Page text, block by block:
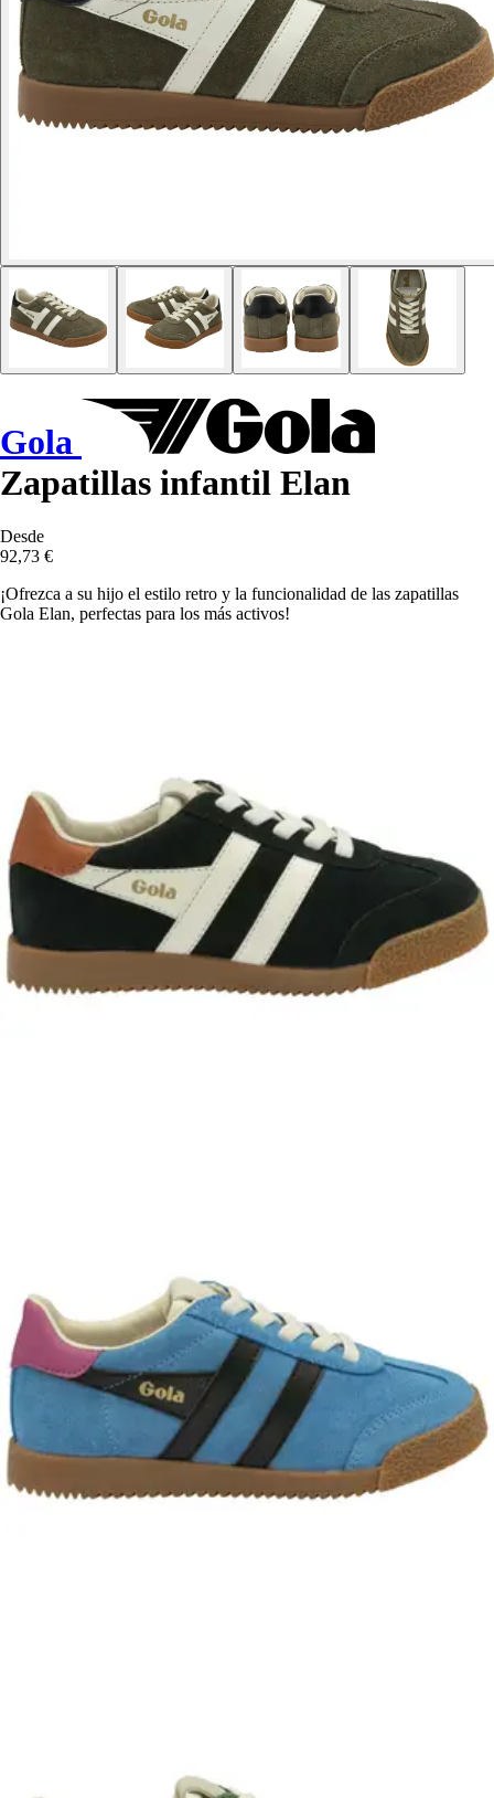
Gola
Zapatillas infantil Elan
Desde
92,73 €
¡Ofrezca a su hijo el estilo retro y la funcionalidad de las zapatillas
Gola Elan, perfectas para los más activos!